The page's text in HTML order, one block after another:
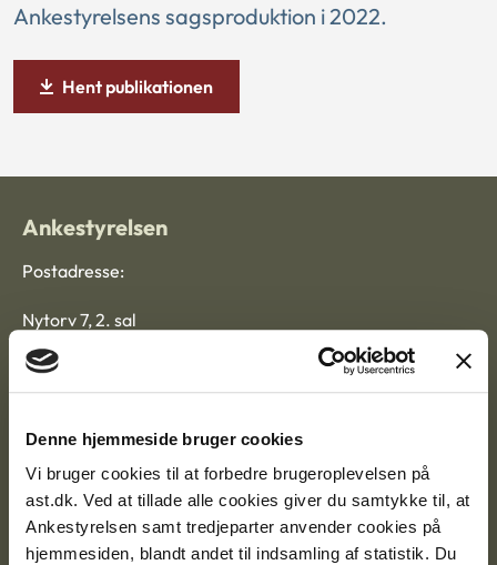
Denne hjemmeside bruger cookies
Vi bruger cookies til at forbedre brugeroplevelsen på
ast.dk. Ved at tillade alle cookies giver du samtykke til, at
Ankestyrelsen samt tredjeparter anvender cookies på
hjemmesiden, blandt andet til indsamling af statistik. Du
Ankestyrelsens sagsproduktion i 2022.
Hent publikationen
Ankestyrelsen
Postadresse:
Nytorv 7, 2. sal
9000 Aalborg
Ankestyrelsen Aalborg
Ankestyrelsen København